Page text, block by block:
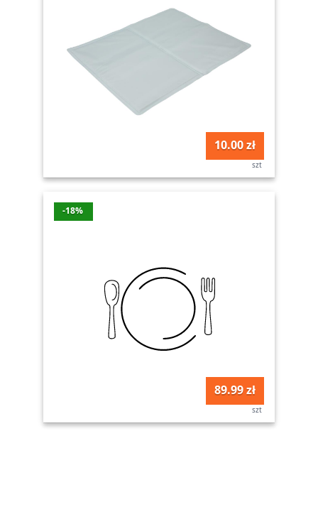
10.00 zł
szt
-18%
89.99 zł
szt